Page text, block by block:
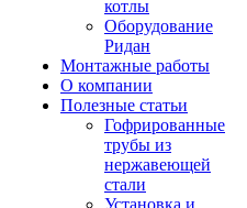
котлы
Оборудование
Ридан
Монтажные работы
О компании
Полезные статьи
Гофрированные
трубы из
нержавеющей
стали
Установка и